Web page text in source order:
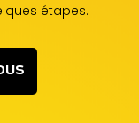
étapes.